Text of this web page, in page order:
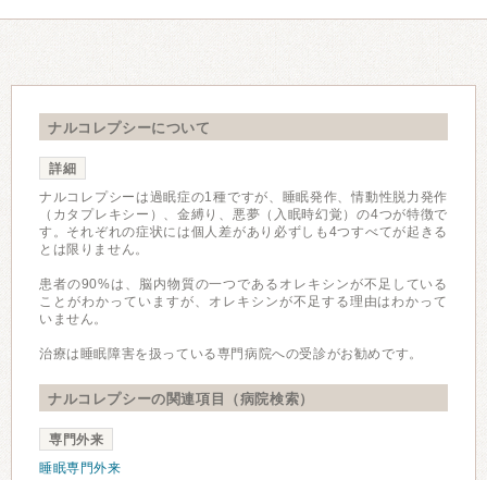
ナルコレプシーについて
詳細
ナルコレプシーは過眠症の1種ですが、睡眠発作、情動性脱力発作
（カタプレキシー）、金縛り、悪夢（入眠時幻覚）の4つが特徴で
す。それぞれの症状には個人差があり必ずしも4つすべてが起きる
とは限りません。
患者の90%は、脳内物質の一つであるオレキシンが不足している
ことがわかっていますが、オレキシンが不足する理由はわかって
いません。
治療は睡眠障害を扱っている専門病院への受診がお勧めです。
ナルコレプシーの関連項目（病院検索）
専門外来
睡眠専門外来